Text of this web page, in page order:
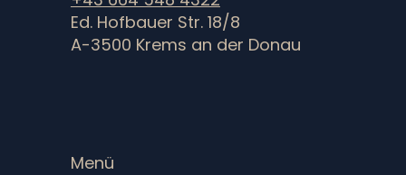
Ed. Hofbauer Str. 18/8
A-3500 Krems an der Donau
Menü